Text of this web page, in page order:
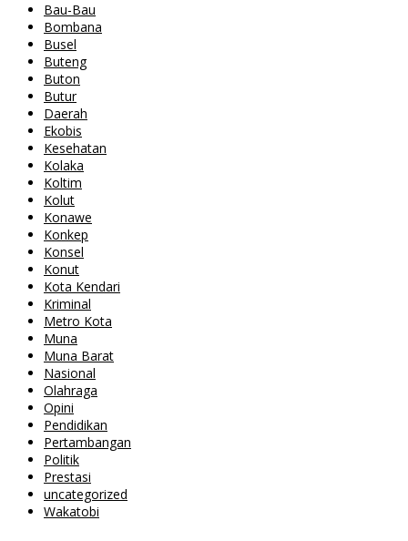
Bau-Bau
Bombana
Busel
Buteng
Buton
Butur
Daerah
Ekobis
Kesehatan
Kolaka
Koltim
Kolut
Konawe
Konkep
Konsel
Konut
Kota Kendari
Kriminal
Metro Kota
Muna
Muna Barat
Nasional
Olahraga
Opini
Pendidikan
Pertambangan
Politik
Prestasi
uncategorized
Wakatobi